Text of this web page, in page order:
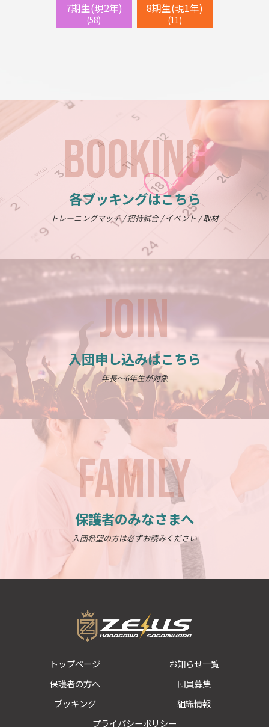
7期生(現2年)
(58)
8期生(現1年)
(11)
BOOKING
各ブッキングはこちら
トレーニングマッチ / 招待試合 / イベント / 取材
JOIN
入団申し込みはこちら
年長～6年生が対象
FAMILY
保護者のみなさまへ
入団希望の方は必ずお読みください
トップページ
お知らせ一覧
保護者の方へ
団員募集
ブッキング
組織情報
プライバシーポリシー